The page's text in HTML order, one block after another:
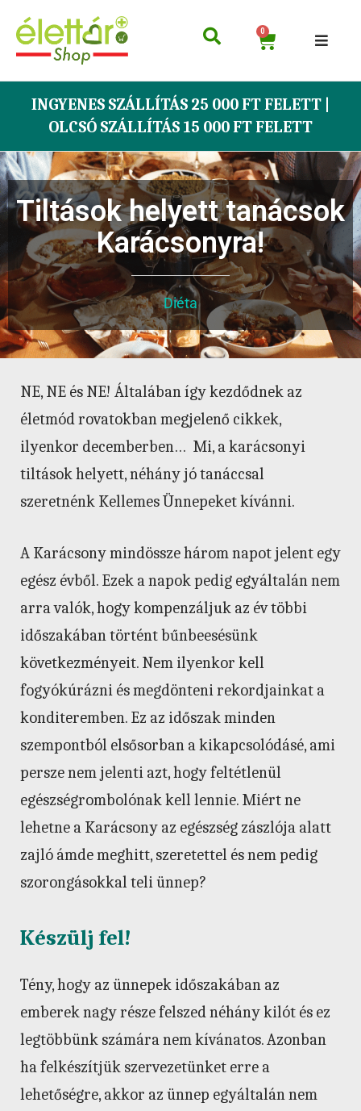
0
INGYENES SZÁLLÍTÁS 25 000 FT FELETT |
OLCSÓ SZÁLLÍTÁS 15 000 FT FELETT
Tiltások helyett tanácsok
Karácsonyra!
Diéta
NE, NE és NE! Általában így kezdődnek az
életmód rovatokban megjelenő cikkek,
ilyenkor decemberben… Mi, a karácsonyi
tiltások helyett, néhány jó tanáccsal
szeretnénk Kellemes Ünnepeket kívánni.
A Karácsony mindössze három napot jelent egy
egész évből. Ezek a napok pedig egyáltalán nem
arra valók, hogy kompenzáljuk az év többi
időszakában történt bűnbeesésünk
következményeit. Nem ilyenkor kell
fogyókúrázni és megdönteni rekordjainkat a
konditeremben. Ez az időszak minden
szempontból elsősorban a kikapcsolódásé, ami
persze nem jelenti azt, hogy feltétlenül
egészségrombolónak kell lennie. Miért ne
lehetne a Karácsony az egészség zászlója alatt
zajló ámde meghitt, szeretettel és nem pedig
szorongásokkal teli ünnep?
Készülj fel!
Tény, hogy az ünnepek időszakában az
emberek nagy része felszed néhány kilót és ez
legtöbbünk számára nem kívánatos. Azonban
ha felkészítjük szervezetünket erre a
lehetőségre, akkor az ünnep egyáltalán nem